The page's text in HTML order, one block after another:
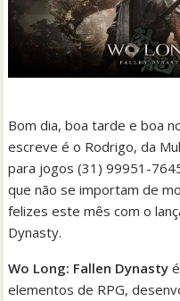
Bom dia, boa tarde e boa
escreve é o Rodrigo, da
para jogos (31) 99951-
que não se importam de
felizes este mês com o
Dynasty.
Wo Long: Fallen Dynasty
elementos de RPG,